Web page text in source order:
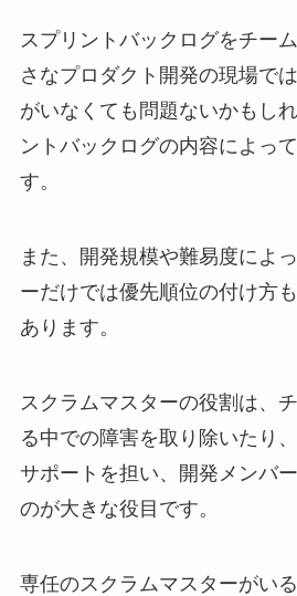
スプリントバックログをチー
さなプロダクト開発の現場で
がいなくても問題ないかもし
ントバックログの内容によっ
す。
また、開発規模や難易度によ
ーだけでは優先順位の付け方
あります。
スクラムマスターの役割は、
る中での障害を取り除いたり
サポートを担い、開発メンバ
のが大きな役目です。
専任のスクラムマスターがい